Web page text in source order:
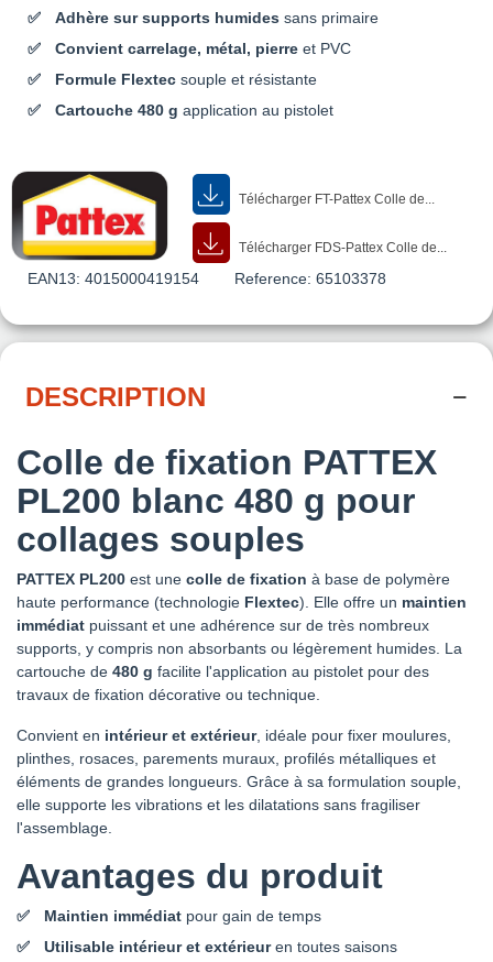
Adhère sur supports humides sans primaire
Convient carrelage, métal, pierre et PVC
Formule Flextec souple et résistante
Cartouche 480 g application au pistolet
Télécharger FT-Pattex Colle de...
Télécharger FDS-Pattex Colle de...
EAN13: 4015000419154 Reference: 65103378
DESCRIPTION
Colle de fixation PATTEX
PL200 blanc 480 g pour
collages souples
PATTEX PL200 est une colle de fixation à base de polymère
haute performance (technologie Flextec). Elle offre un maintien
immédiat puissant et une adhérence sur de très nombreux
supports, y compris non absorbants ou légèrement humides. La
cartouche de 480 g facilite l'application au pistolet pour des
travaux de fixation décorative ou technique.
Convient en intérieur et extérieur, idéale pour fixer moulures,
plinthes, rosaces, parements muraux, profilés métalliques et
éléments de grandes longueurs. Grâce à sa formulation souple,
elle supporte les vibrations et les dilatations sans fragiliser
l'assemblage.
Avantages du produit
Maintien immédiat pour gain de temps
Utilisable intérieur et extérieuren toutes saisons